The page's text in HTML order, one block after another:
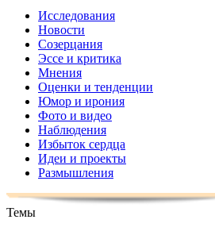
Исследования
Новости
Созерцания
Эссе и критика
Мнения
Оценки и тенденции
Юмор и ирония
Фото и видео
Наблюдения
Избыток сердца
Идеи и проекты
Размышления
Темы